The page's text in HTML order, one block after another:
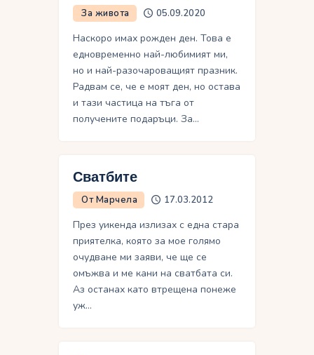
За живота 05.09.2020
Наскоро имах рожден ден. Това е
едновременно най-любимият ми,
но и най-разочароващият празник.
Радвам се, че е моят ден, но остава
и тази частица на тъга от
получените подаръци. За…
Сватбите
От Марчела 17.03.2012
През уикенда излизах с една стара
приятелка, която за мое голямо
очудване ми заяви, че ще се
омъжва и ме кани на сватбата си.
Аз останах като втрещена понеже
уж…